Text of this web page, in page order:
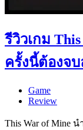
รีวิวเกม
ครั้งนี้ต้องจบ
Game
Review
This War of Mine